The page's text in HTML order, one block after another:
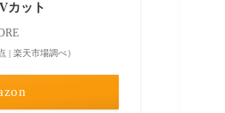
カット
| 楽天市場調べ）